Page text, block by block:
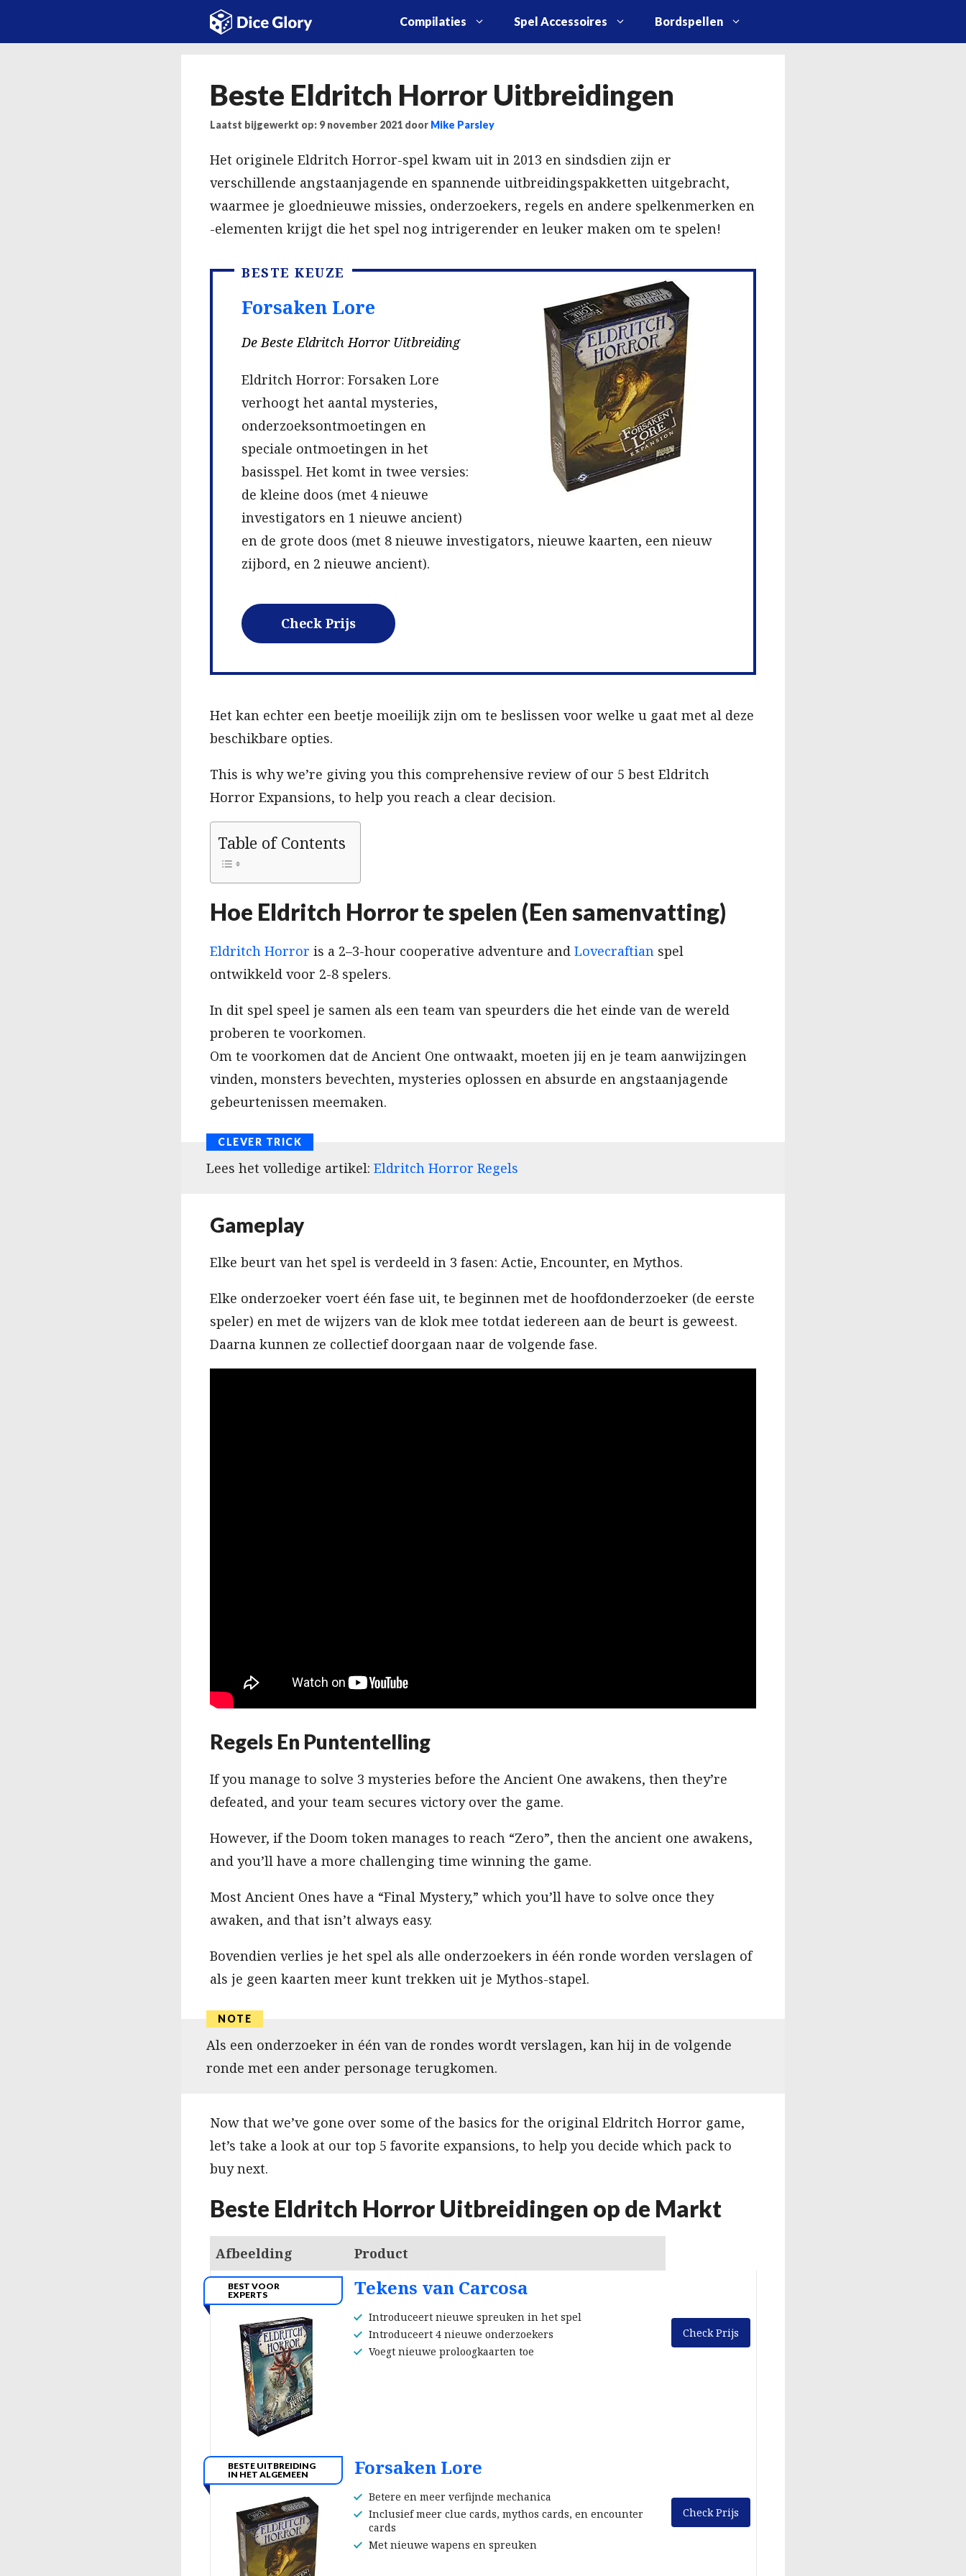
Compilaties Spel Accessoires Bordspellen
Beste Eldritch Horror Uitbreidingen
Laatst bijgewerkt op: 9 november 2021 door Mike Parsley
Het originele Eldritch Horror-spel kwam uit in 2013 en sindsdien zijn er
verschillende angstaanjagende en spannende uitbreidingspakketten uitgebracht,
waarmee je gloednieuwe missies, onderzoekers, regels en andere spelkenmerken en
-elementen krijgt die het spel nog intrigerender en leuker maken om te spelen!
BESTE KEUZE
Forsaken Lore
De Beste Eldritch Horror Uitbreiding
Eldritch Horror: Forsaken Lore
verhoogt het aantal mysteries,
onderzoeksontmoetingen en
speciale ontmoetingen in het
basisspel. Het komt in twee versies:
de kleine doos (met 4 nieuwe
investigators en 1 nieuwe ancient)
en de grote doos (met 8 nieuwe investigators, nieuwe kaarten, een nieuw
zijbord, en 2 nieuwe ancient).
Check Prijs
Het kan echter een beetje moeilijk zijn om te beslissen voor welke u gaat met al deze
beschikbare opties.
This is why we’re giving you this comprehensive review of our 5 best Eldritch
Horror Expansions, to help you reach a clear decision.
Table of Contents
Hoe Eldritch Horror te spelen (Een samenvatting)
Eldritch Horror is a 2–3-hour cooperative adventure and Lovecraftian spel
ontwikkeld voor 2-8 spelers.
In dit spel speel je samen als een team van speurders die het einde van de wereld
proberen te voorkomen.
Om te voorkomen dat de Ancient One ontwaakt, moeten jij en je team aanwijzingen
vinden, monsters bevechten, mysteries oplossen en absurde en angstaanjagende
gebeurtenissen meemaken.
Lees het volledige artikel: Eldritch Horror Regels
Gameplay
Elke beurt van het spel is verdeeld in 3 fasen: Actie, Encounter, en Mythos.
Elke onderzoeker voert één fase uit, te beginnen met de hoofdonderzoeker (de eerste
speler) en met de wijzers van de klok mee totdat iedereen aan de beurt is geweest.
Daarna kunnen ze collectief doorgaan naar de volgende fase.
Regels En Puntentelling
If you manage to solve 3 mysteries before the Ancient One awakens, then they’re
defeated, and your team secures victory over the game.
However, if the Doom token manages to reach “Zero”, then the ancient one awakens,
and you’ll have a more challenging time winning the game.
Most Ancient Ones have a “Final Mystery,” which you’ll have to solve once they
awaken, and that isn’t always easy.
Bovendien verlies je het spel als alle onderzoekers in één ronde worden verslagen of
als je geen kaarten meer kunt trekken uit je Mythos-stapel.
Als een onderzoeker in één van de rondes wordt verslagen, kan hij in de volgende
ronde met een ander personage terugkomen.
Now that we’ve gone over some of the basics for the original Eldritch Horror game,
let’s take a look at our top 5 favorite expansions, to help you decide which pack to
buy next.
Beste Eldritch Horror Uitbreidingen op de Markt
Afbeelding Product
BEST VOOR
EXPERTS
Tekens van Carcosa
Introduceert nieuwe spreuken in het spel
Introduceert 4 nieuwe onderzoekers
Voegt nieuwe proloogkaarten toe
Check Prijs
BESTE UITBREIDING
IN HET ALGEMEEN
Forsaken Lore
Betere en meer verfijnde mechanica
Inclusief meer clue cards, mythos cards, en encounter
cards
Met nieuwe wapens en spreuken
Check Prijs